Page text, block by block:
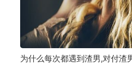
为什么每次都遇到渣男,对付渣